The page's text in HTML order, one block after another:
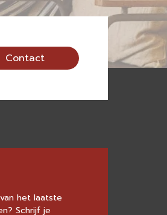
Contact
het laatste
Schrijf je